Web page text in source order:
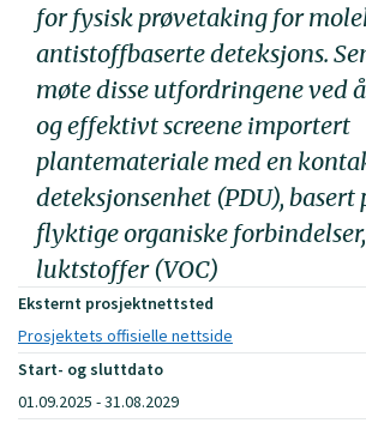
for fysisk prøvetaking for
antistoffbaserte deteksjons.
møte disse utfordringene ved
og effektivt screene importert
plantemateriale med en
deteksjonsenhet (PDU), basert
flyktige organiske
luktstoffer (VOC)
Eksternt prosjektnettsted
Prosjektets offisielle nettside
Start- og sluttdato
01.09.2025 - 31.08.2029